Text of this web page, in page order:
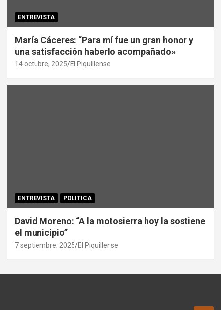
ENTREVISTA
María Cáceres: “Para mí fue un gran honor y
una satisfacción haberlo acompañado»
14 octubre, 2025 El Piquillense
ENTREVISTA POLITICA
David Moreno: “A la motosierra hoy la sostiene
el municipio”
7 septiembre, 2025 El Piquillense